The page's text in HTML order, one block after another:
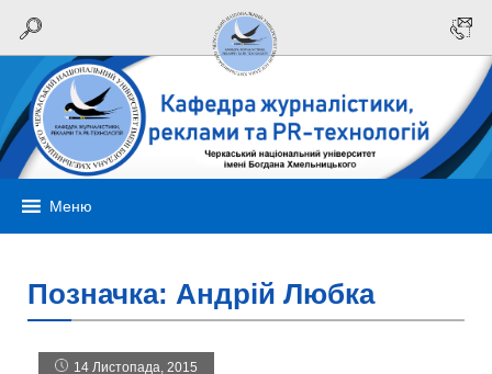
Меню
Позначка: Андрій Любка
14 Листопада, 2015